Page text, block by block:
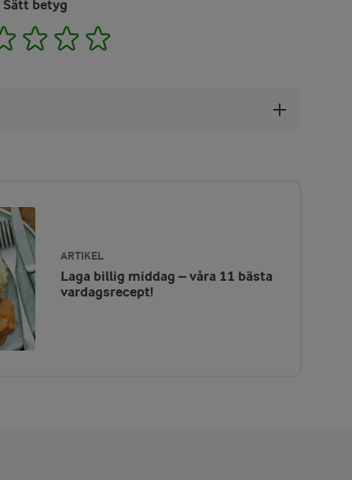
Sätt betyg
2 3 4
ARTIKEL
Laga billig middag – våra 11 bästa
vardagsrecept!